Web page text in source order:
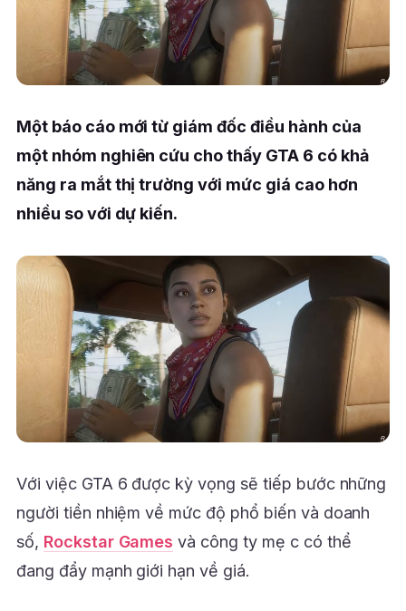
Một báo cáo mới từ giám đốc điều hành của
một nhóm nghiên cứu cho thấy GTA 6 có khả
năng ra mắt thị trường với mức giá cao hơn
nhiều so với dự kiến.
Với việc GTA 6 được kỳ vọng sẽ tiếp bước những
người tiền nhiệm về mức độ phổ biến và doanh
số, Rockstar Games và công ty mẹ c có thể
đang đẩy mạnh giới hạn về giá.